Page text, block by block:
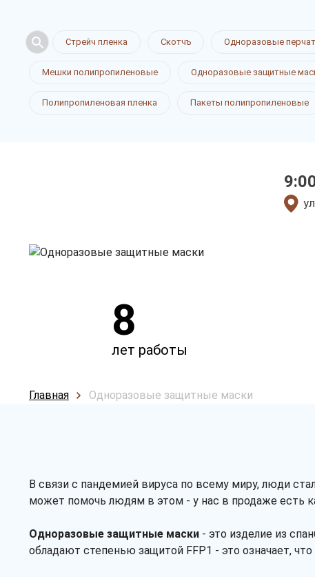
Стрейч пленка Скотчъ Одноразовые
Мешки полипропиленовые Одноразовые защитные
Полипропиленовая пленка Пакеты полипропиленовые
защитные
только приятные цены
8
лет работы
Главная Одноразовые защитные маски
В связи с пандемией вируса по всему миру, люди
может помочь людям в этом - у нас в продаже есть
Одноразовые защитные маски - это изделие из
обладают степенью защитой FFP1 - это означает,